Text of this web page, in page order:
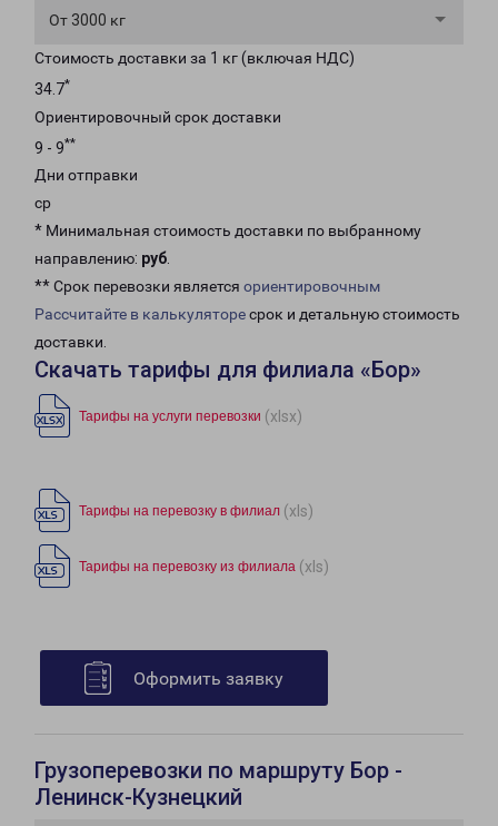
От 3000 кг
Стоимость доставки за 1 кг (включая НДС)
34.7*
Ориентировочный срок доставки
9 - 9**
Дни отправки
ср
* Минимальная стоимость доставки по выбранному
направлению: руб.
** Срок перевозки является ориентировочным
Рассчитайте в калькуляторесрок и детальную стоимость
доставки.
Скачать тарифы для филиала «Бор»
Тарифы на услуги перевозки (xlsx)
Тарифы на перевозку в филиал (xls)
Тарифы на перевозку из филиала (xls)
Оформить заявку
Грузоперевозки по маршруту Бор -
Ленинск-Кузнецкий